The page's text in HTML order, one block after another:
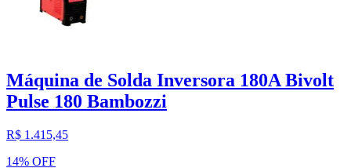
Máquina de Solda Inversora 180A Bivolt
Pulse 180 Bambozzi
R$ 1.415,45
14% OFF